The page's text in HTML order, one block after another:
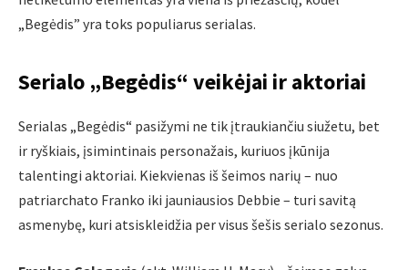
„Begėdis” yra toks populiarus serialas.
Serialo „Begėdis“ veikėjai ir aktoriai
Serialas „Begėdis“ pasižymi ne tik įtraukiančiu siužetu, bet
ir ryškiais, įsimintinais personažais, kuriuos įkūnija
talentingi aktoriai. Kiekvienas iš šeimos narių – nuo
patriarchato Franko iki jauniausios Debbie – turi savitą
asmenybę, kuri atsiskleidžia per visus šešis serialo sezonus.